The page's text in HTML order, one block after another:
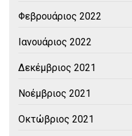
Φεβρουάριος 2022
Ιανουάριος 2022
Δεκέμβριος 2021
Νοέμβριος 2021
Οκτώβριος 2021